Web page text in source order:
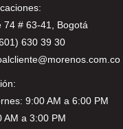
74 # 63-41, Bogotá
630 39 30
9:00 AM a 6:00 PM
AM a 3:00 PM